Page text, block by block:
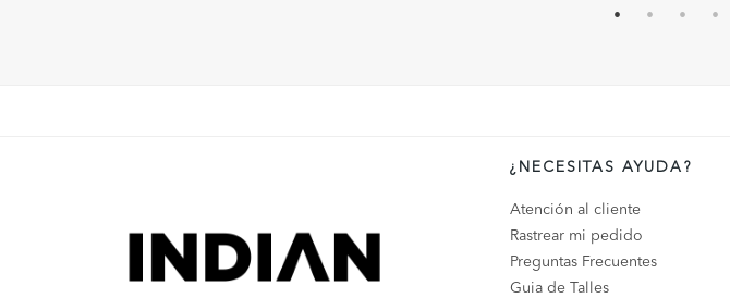
¿NECESITAS AYUDA?
Atención al cliente
Rastrear mi pedido
Preguntas Frecuentes
Guia de Talles